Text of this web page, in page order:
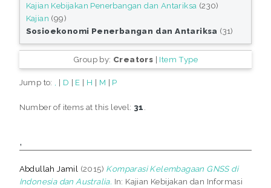
Kajian Kebijakan Penerbangan dan Antariksa (230)
Kajian (99)
Sosioekonomi Penerbangan dan Antariksa (31)
Group by: Creators | Item Type
Jump to: | D | E | H | M | P
Number of items at this level: 31
,
Abdullah Jamil (2015) Komparasi Kelembagaan GNSS di
Indonesia dan Australia. In: Kajian Kebijakan dan Informasi